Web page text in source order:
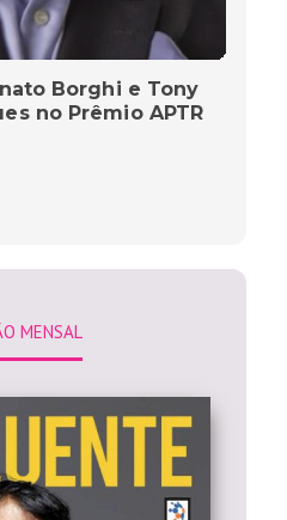
Borghi e Tony
no Prêmio APTR
MENSAL